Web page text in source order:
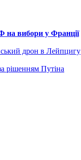
на вибори у Франції
дрон в Лейпцигу
рішенням Путіна